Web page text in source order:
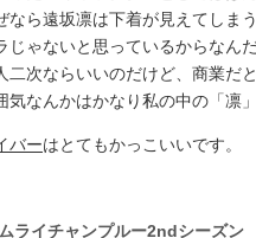
ら遠坂凛は下着が見えてしま
じゃないと思っているからなんだ
次ならいいのだけど、商業だ
なんかはかなり私の中の「凛
バーはとてもかっこいいです。
ライチャンプルー2ndシーズン